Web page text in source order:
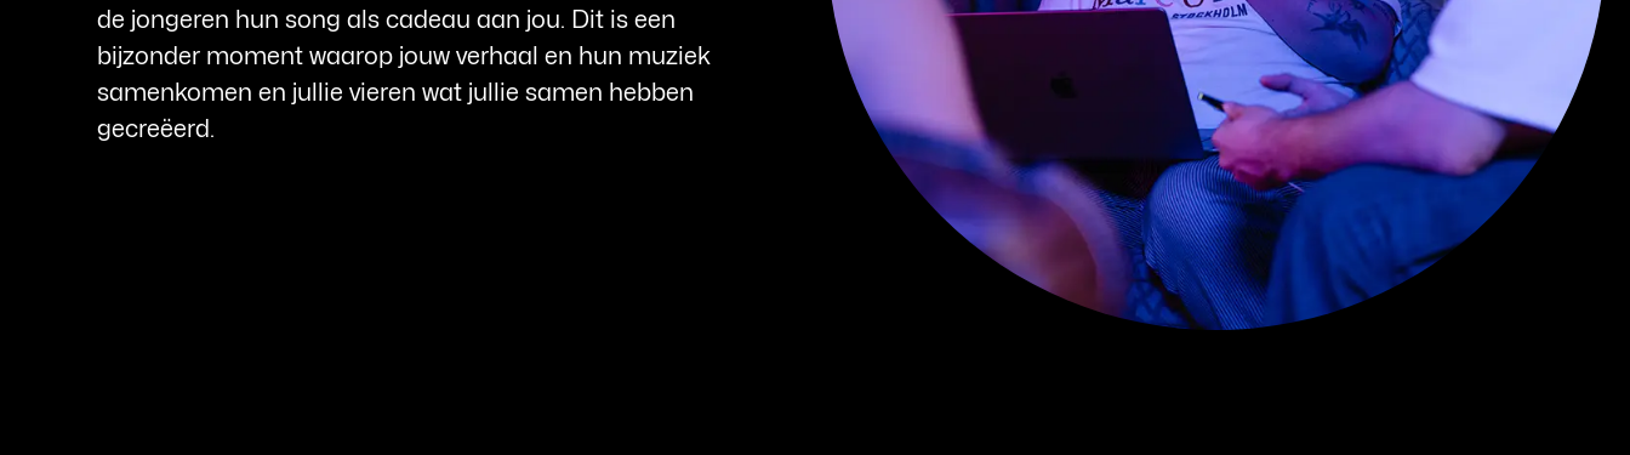
de jongeren hun song als cadeau aan jou. Dit is een
bijzonder moment waarop jouw verhaal en hun muziek
samenkomen en jullie vieren wat jullie samen hebben
gecreëerd.